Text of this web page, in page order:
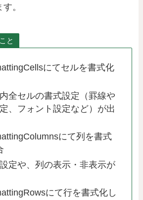
。
と
にてセルを書式化
全セルの書式設定（罫線や
、フォント設定など）が出
にて列を書式
定や、列の表示・非表示が
にて行を書式化し